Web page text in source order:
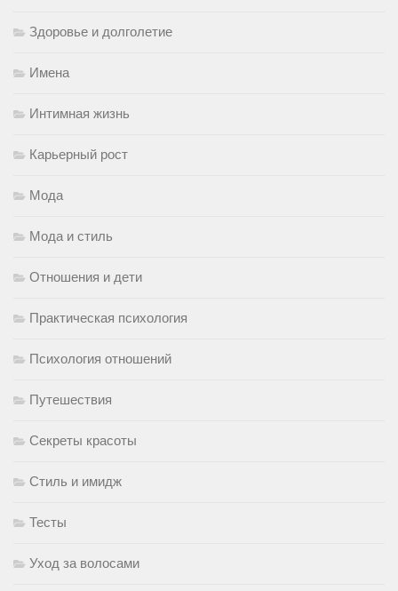
Здоровье и долголетие
Имена
Интимная жизнь
Карьерный рост
Мода
Мода и стиль
Отношения и дети
Практическая психология
Психология отношений
Путешествия
Секреты красоты
Стиль и имидж
Тесты
Уход за волосами